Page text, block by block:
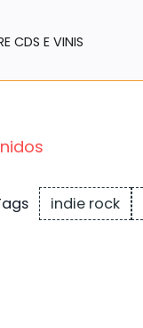
CDS E VINIS
indie rock